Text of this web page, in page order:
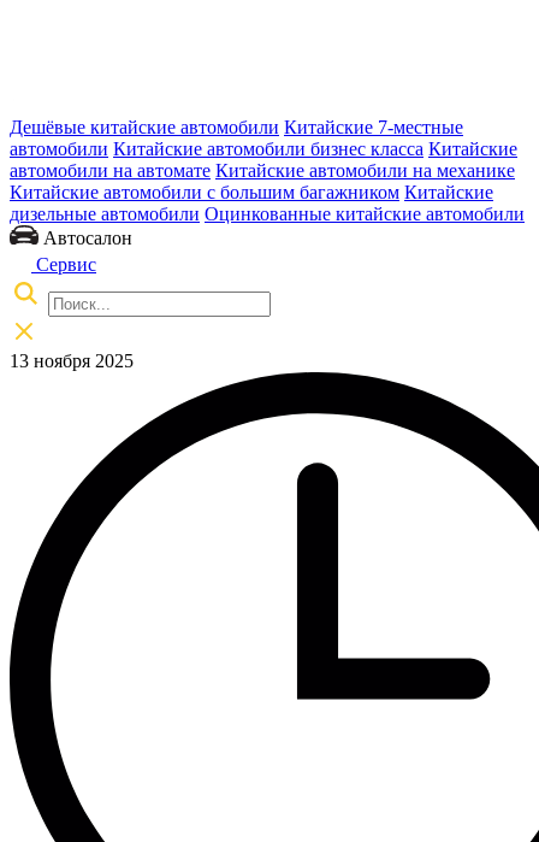
Дешёвые китайские автомобили Китайские 7-местные
автомобили Китайские автомобили бизнес класса Китайские
автомобили на автомате Китайские автомобили на механике
Китайские автомобили с большим багажником Китайские
дизельные автомобили Оцинкованные китайские автомобили
Автосалон
Сервис
13 ноября 2025